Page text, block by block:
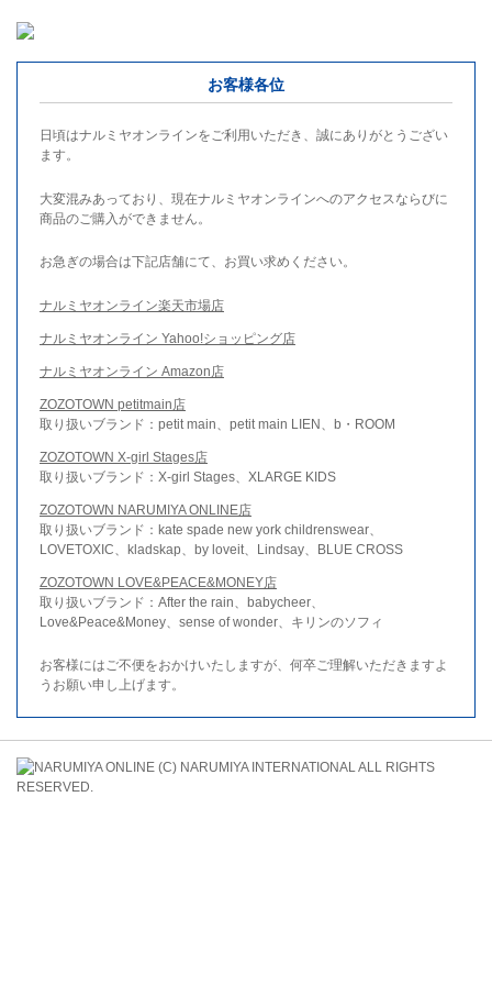
お客様各位
日頃はナルミヤオンラインをご利用いただき、誠にありがとうござい
ます。
大変混みあっており、現在ナルミヤオンラインへのアクセスならびに
商品のご購入ができません。
お急ぎの場合は下記店舗にて、お買い求めください。
ナルミヤオンライン楽天市場店
ナルミヤオンライン Yahoo!ショッピング店
ナルミヤオンライン Amazon店
ZOZOTOWN petitmain店
取り扱いブランド：petit main、petit main LIEN、b・ROOM
ZOZOTOWN X-girl Stages店
取り扱いブランド：X-girl Stages、XLARGE KIDS
ZOZOTOWN NARUMIYA ONLINE店
取り扱いブランド：kate spade new york childrenswear、
LOVETOXIC、kladskap、by loveit、Lindsay、BLUE CROSS
ZOZOTOWN LOVE&PEACE&MONEY店
取り扱いブランド：After the rain、babycheer、
Love&Peace&Money、sense of wonder、キリンのソフィ
お客様にはご不便をおかけいたしますが、何卒ご理解いただきますよ
うお願い申し上げます。